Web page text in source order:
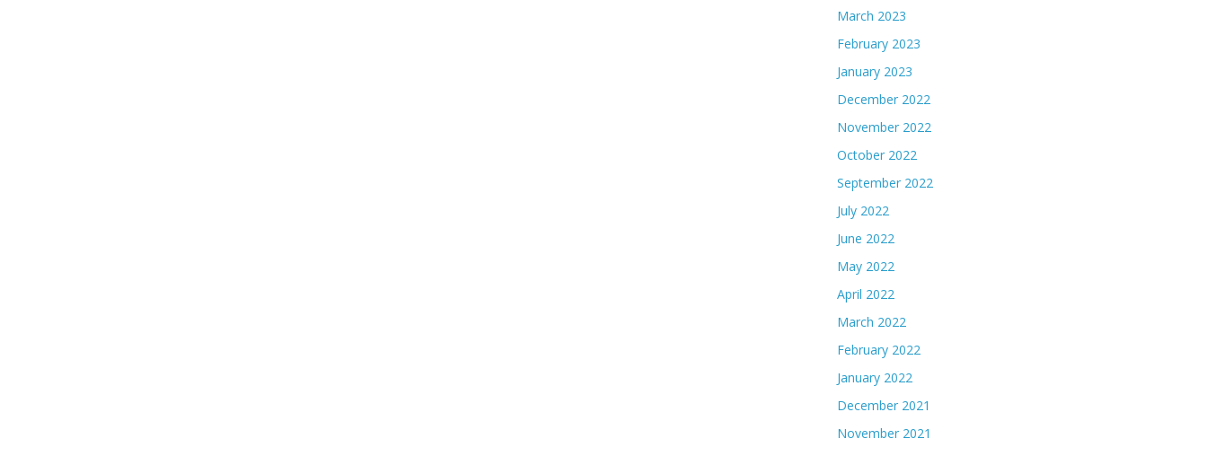
March 2023
February 2023
January 2023
December 2022
November 2022
October 2022
September 2022
July 2022
June 2022
May 2022
April 2022
March 2022
February 2022
January 2022
December 2021
November 2021